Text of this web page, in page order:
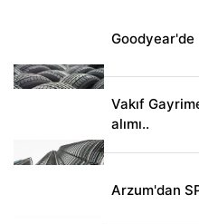
Vakıf
alımı..
Arzum'dan